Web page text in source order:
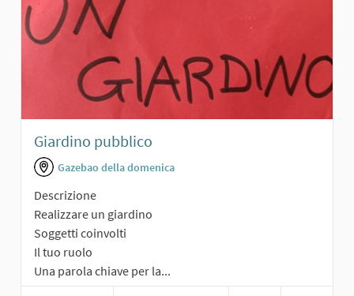
Giardino pubblico
Gazebao della domenica
Descrizione
Realizzare un giardino
Soggetti coinvolti
Il tuo ruolo
Una parola chiave per la...